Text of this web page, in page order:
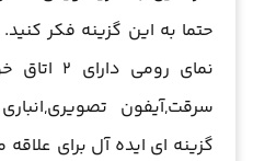
حتما به این گزینه فکر
نمای
گزینه ای ایده آل برای علاقه